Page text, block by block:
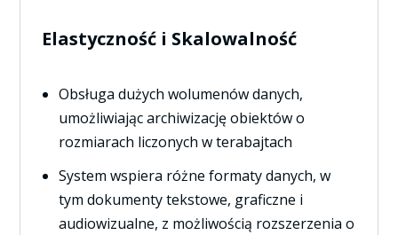
Elastyczność i Skalowalność
Obsługa dużych wolumenów danych,
umożliwiając archiwizację obiektów o
rozmiarach liczonych w terabajtach
System wspiera różne formaty danych, w
tym dokumenty tekstowe, graficzne i
audiowizualne, z możliwością rozszerzenia o